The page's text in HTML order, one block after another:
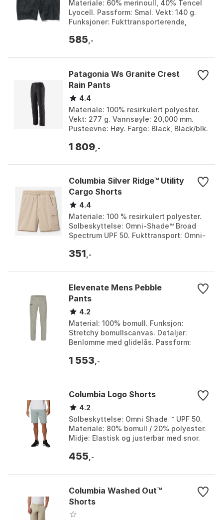
Materiale: 60% merinoull, 40% Tencel
Lyocell. Passform: Smal. Vekt: 140 g.
Funksjoner: Fukttransporterende,
True black, ...
585 ,-
Patagonia Ws Granite Crest
Rain Pants
4.4
Materiale: 100% resirkulert polyester.
Vekt: 277 g. Vannsøyle: 20,000 mm.
Pusteevne: Høy. Farge: Black, Black/blk.
1 809 ,-
Columbia Silver Ridge™ Utility
Cargo Shorts
4.4
Materiale: 100 % resirkulert polyester.
Solbeskyttelse: Omni-Shade™ Broad
Spectrum UPF 50. Fukttransport: Omni-
Passform: Delvi...
351 ,-
Elevenate Mens Pebble
Pants
4.2
Material: 100% bomull. Funksjon:
Stretchy bomullscanvas. Detaljer:
Benlomme med glidelås. Passform:
Dark ink, Vintage khaki....
1 553 ,-
Columbia Logo Shorts
4.2
Solbeskyttelse: Omni Shade ™ UPF 50.
Materiale: 80% bomull / 20% polyester.
Midje: Elastisk og justerbar med snor.
Farge: Colleg...
455 ,-
Columbia Washed Out™
Shorts